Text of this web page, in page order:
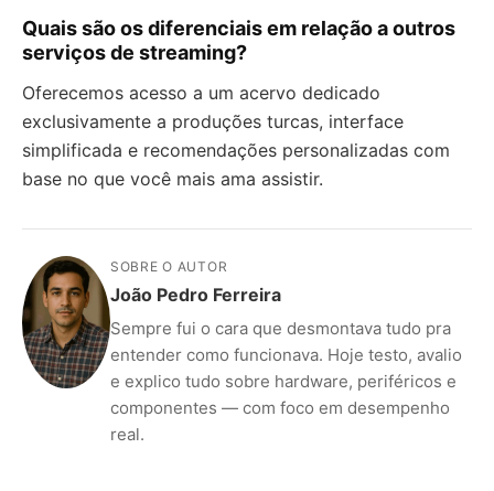
Quais são os diferenciais em relação a outros
serviços de streaming?
Oferecemos acesso a um acervo dedicado
exclusivamente a produções turcas, interface
simplificada e recomendações personalizadas com
base no que você mais ama assistir.
SOBRE O AUTOR
João Pedro Ferreira
Sempre fui o cara que desmontava tudo pra
entender como funcionava. Hoje testo, avalio
e explico tudo sobre hardware, periféricos e
componentes — com foco em desempenho
real.